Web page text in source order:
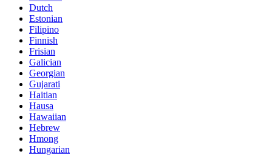
Dutch
Estonian
Filipino
Finnish
Frisian
Galician
Georgian
Gujarati
Haitian
Hausa
Hawaiian
Hebrew
Hmong
Hungarian